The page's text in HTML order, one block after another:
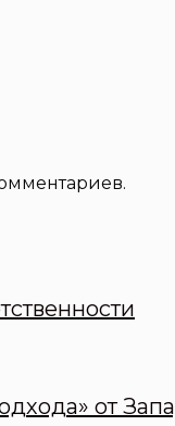
от